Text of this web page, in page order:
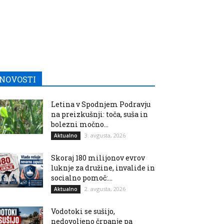
Letina v Spodnjem Podravju
na preizkušnji: toča, suša in
bolezni močno...
Aktualno 3. avgusta, 2026
Skoraj 180 milijonov evrov
luknje za družine, invalide in
socialno pomoč:...
Aktualno 2. avgusta, 2026
Vodotoki se sušijo,
nedovoljeno črpanje pa